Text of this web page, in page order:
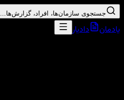
جستجوی سازمان‌ها، افراد، گزارش‌ها...
یادمان
دادیار